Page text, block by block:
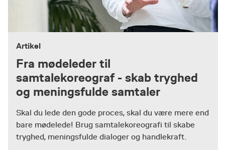
Artikel
Fra mødeleder til
samtalekoreograf - skab tryghed
og meningsfulde samtaler
Skal du lede den gode proces, skal du være mere end
bare mødelede! Brug samtalekoreografi til skabe
tryghed, meningsfulde dialoger og handlekraft.